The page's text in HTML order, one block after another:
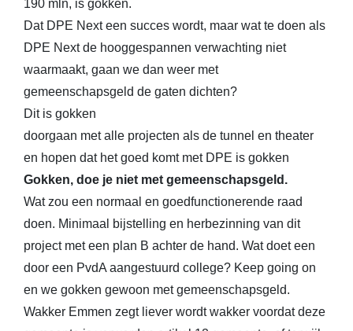
190 mln, is gokken.
Dat DPE Next een succes wordt, maar wat te doen als
DPE Next de hooggespannen verwachting niet
waarmaakt, gaan we dan weer met
gemeenschapsgeld de gaten dichten?
Dit is gokken
doorgaan met alle projecten als de tunnel en theater
en hopen dat het goed komt met DPE is gokken
Gokken, doe je niet met gemeenschapsgeld.
Wat zou een normaal en goedfunctionerende raad
doen. Minimaal bijstelling en herbezinning van dit
project met een plan B achter de hand. Wat doet een
door een PvdA aangestuurd college? Keep going on
en we gokken gewoon met gemeenschapsgeld.
Wakker Emmen zegt liever wordt wakker voordat deze